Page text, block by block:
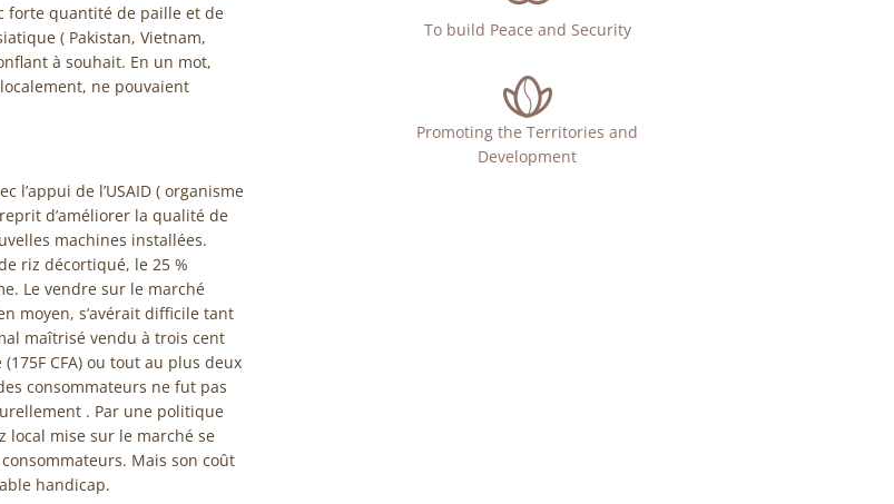
forte quantité de paille et de
( Pakistan, Vietnam,
à souhait. En un mot,
ne pouvaient
l’appui de l’USAID ( organisme
d’améliorer la qualité de
machines installées.
riz décortiqué, le 25 %
Le vendre sur le marché
moyen, s’avérait difficile tant
maîtrisé vendu à trois cent
CFA) ou tout au plus deux
consommateurs ne fut pas
. Par une politique
mise sur le marché se
Mais son coût
handicap.
To build Peace and Security
Promoting the Territories and
Development